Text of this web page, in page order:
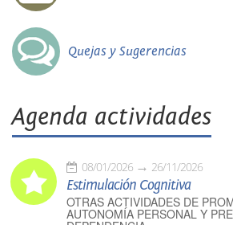
Quejas y Sugerencias
Agenda actividades
08/01/2026 26/11/2026
Estimulación Cognitiva
OTRAS ACTIVIDADES DE
AUTONOMÍA PERSONAL Y